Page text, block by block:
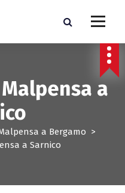
a
a Bergamo >
a Sarnico